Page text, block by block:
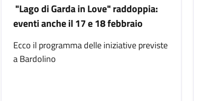
"Lago di Garda in Love" raddoppia:
eventi anche il 17 e 18 febbraio
Ecco il programma delle iniziative previste
a Bardolino